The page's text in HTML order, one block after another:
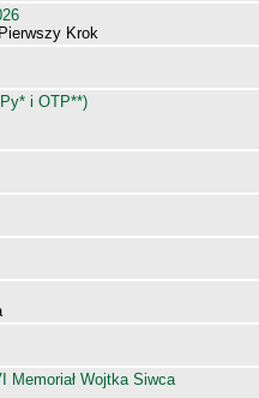
Krok
i OTP**)
Memoriał Wojtka Siwca